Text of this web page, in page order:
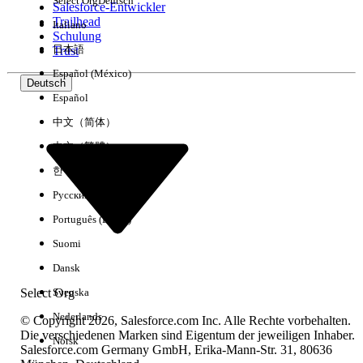
Erfahrung
Keine Ergebnisse
Salesforce-Entwickler
Trailhead
Schulung
Trust
Deutsch
Select Org
Italiano
日本語
Español (México)
Español
中文（简体）
中文（繁體）
한국어
Русский
Português (Brasil)
Suomi
Dansk
Svenska
Nederlands
Norsk
© Copyright 2026, Salesforce.com Inc. Alle Rechte vorbehalten.
Die verschiedenen Marken sind Eigentum der jeweiligen Inhaber.
Salesforce.com Germany GmbH, Erika-Mann-Str. 31, 80636